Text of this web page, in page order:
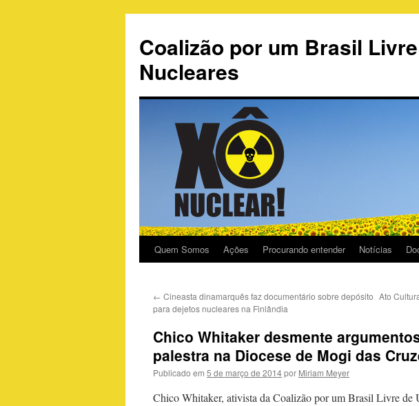
Coalizão por um Brasil
Nucleares
Quem Somos Ações Procurando entender Notícias
← Cineasta dinamarquês faz documentário sobre depósito
para dejetos nucleares na Finlândia
Ato
Chico Whitaker desmente
palestra na Diocese de Mogi das
Publicado em 5 de março de 2014por Miriam Meyer
Chico Whitaker, ativista da Coalizão por um Brasil Livre de